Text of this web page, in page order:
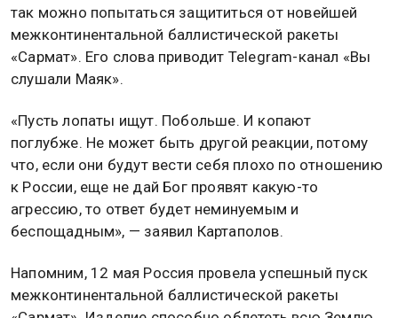
так можно попытаться защититься от новейшей
межконтинентальной баллистической ракеты
«Сармат». Его слова приводит Telegram-канал «Вы
слушали Маяк».
«Пусть лопаты ищут. Побольше. И копают
поглубже. Не может быть другой реакции, потому
что, если они будут вести себя плохо по отношению
к России, еще не дай Бог проявят какую-то
агрессию, то ответ будет неминуемым и
беспощадным», — заявил Картаполов.
Напомним, 12 мая Россия провела успешный пуск
межконтинентальной баллистической ракеты